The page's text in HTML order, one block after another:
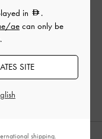
-أسود
خشن
in
.
ae can only be
SITE
shipping.